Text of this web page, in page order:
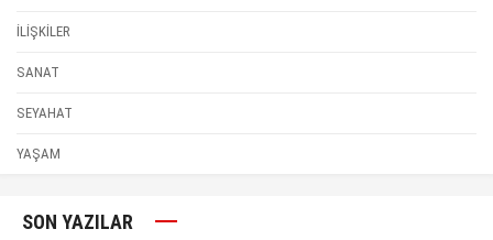
İLİŞKİLER
SANAT
SEYAHAT
YAŞAM
SON YAZILAR